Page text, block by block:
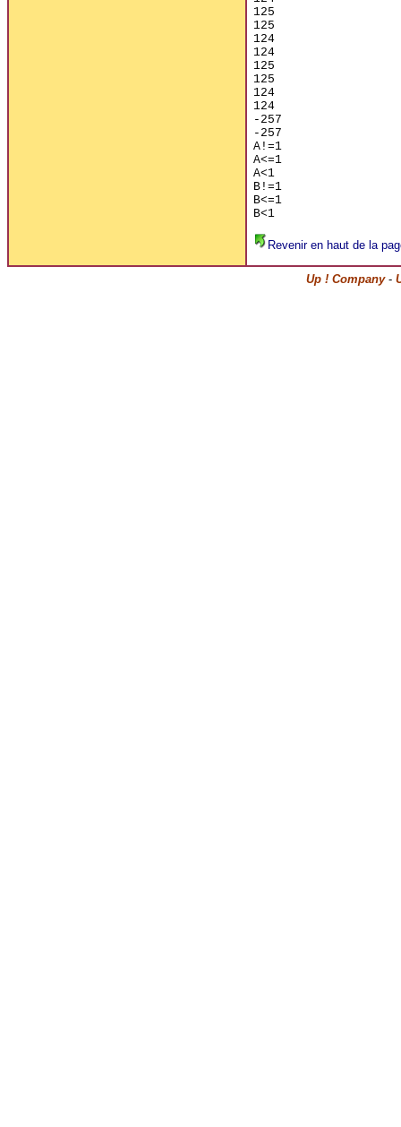
125
125
124
124
125
125
124
124
-257
-257
A!=1
A<=1
A<1
B!=1
B<=1
B<1
Revenir en haut de la
Up ! Company-